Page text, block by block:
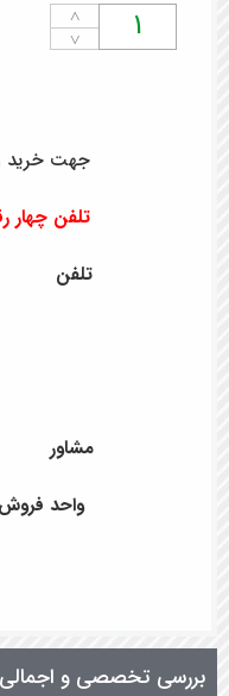
˄
˅
جهت خرید
تلفن چهار رقمی
واحد
بررسی تخصصی و اجمالی